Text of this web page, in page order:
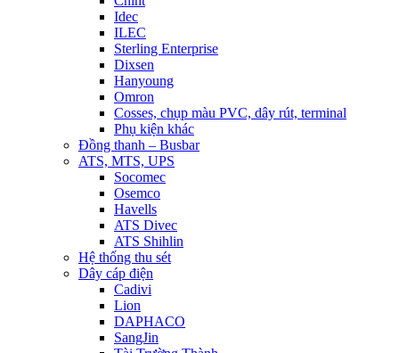
Idec
ILEC
Sterling Enterprise
Dixsen
Hanyoung
Omron
Cosses, chụp màu PVC, dây rút, terminal
Phụ kiện khác
Đồng thanh – Busbar
ATS, MTS, UPS
Socomec
Osemco
Havells
ATS Divec
ATS Shihlin
Hệ thống thu sét
Dây cáp điện
Cadivi
Lion
DAPHACO
SangJin